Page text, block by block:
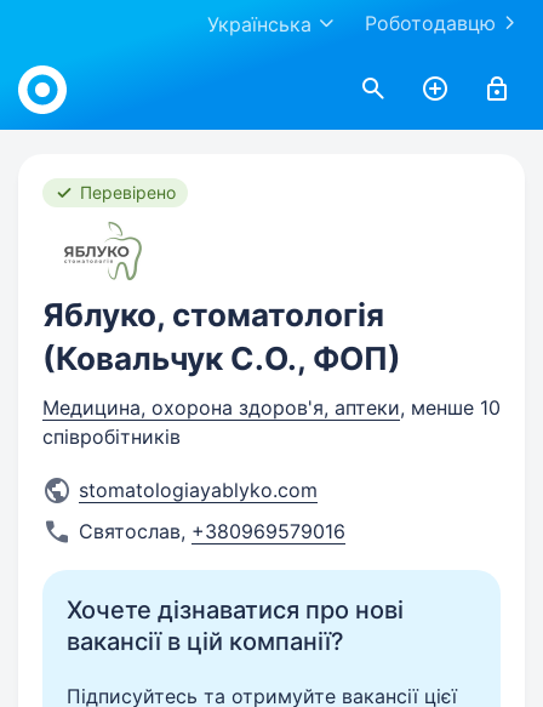
Роботодавцю
Українська
Work.ua
Перевірено
Яблуко, стоматологія
(Ковальчук С.О., ФОП)
Медицина, охорона здоров'я, аптеки, менше 10
співробітників
stomatologiayablyko.com
Святослав, +380969579016
Хочете дізнаватися про нові
вакансії в цій компанії?
Підписуйтесь та отримуйте вакансії цієї